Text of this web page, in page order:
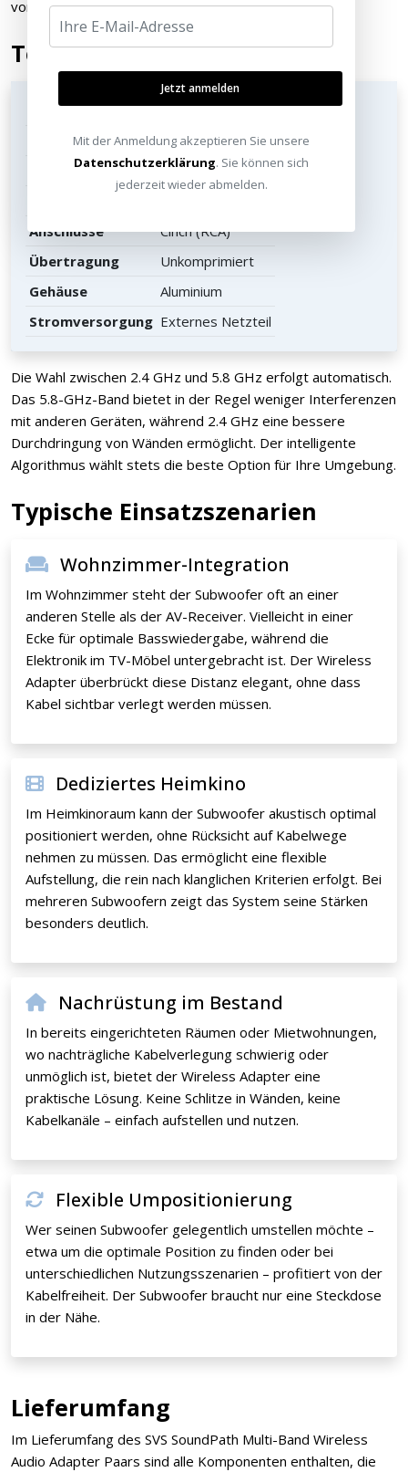
vornherein vermeiden.
Technische Details für Profis
Frequenzbänder 2.4 GHz und 5.8 GHz
Reichweite
Bis zu 50 Meter
Audio-Auflösung 16-Bit / 48 kHz
Anschlüsse
Cinch (RCA)
Übertragung
Unkomprimiert
Gehäuse
Aluminium
Stromversorgung Externes Netzteil
Die Wahl zwischen 2.4 GHz und 5.8 GHz erfolgt automatisch.
Das 5.8-GHz-Band bietet in der Regel weniger Interferenzen
mit anderen Geräten, während 2.4 GHz eine bessere
Durchdringung von Wänden ermöglicht. Der intelligente
Algorithmus wählt stets die beste Option für Ihre Umgebung.
Typische Einsatzszenarien
Wohnzimmer-Integration
Im Wohnzimmer steht der Subwoofer oft an einer
anderen Stelle als der AV-Receiver. Vielleicht in einer
Ecke für optimale Basswiedergabe, während die
Elektronik im TV-Möbel untergebracht ist. Der Wireless
Adapter überbrückt diese Distanz elegant, ohne dass
Kabel sichtbar verlegt werden müssen.
Dediziertes Heimkino
Im Heimkinoraum kann der Subwoofer akustisch optimal
positioniert werden, ohne Rücksicht auf Kabelwege
nehmen zu müssen. Das ermöglicht eine flexible
Aufstellung, die rein nach klanglichen Kriterien erfolgt. Bei
mehreren Subwoofern zeigt das System seine Stärken
besonders deutlich.
Nachrüstung im Bestand
In bereits eingerichteten Räumen oder Mietwohnungen,
wo nachträgliche Kabelverlegung schwierig oder
unmöglich ist, bietet der Wireless Adapter eine
praktische Lösung. Keine Schlitze in Wänden, keine
Kabelkanäle – einfach aufstellen und nutzen.
Flexible Umpositionierung
Wer seinen Subwoofer gelegentlich umstellen möchte –
etwa um die optimale Position zu finden oder bei
unterschiedlichen Nutzungsszenarien – profitiert von der
Kabelfreiheit. Der Subwoofer braucht nur eine Steckdose
in der Nähe.
Lieferumfang
Im Lieferumfang des SVS SoundPath Multi-Band Wireless
Audio Adapter Paars sind alle Komponenten enthalten, die
Jetzt anmelden
Mit der Anmeldung akzeptieren Sie unsere
Datenschutzerklärung. Sie können sich
jederzeit wieder abmelden.